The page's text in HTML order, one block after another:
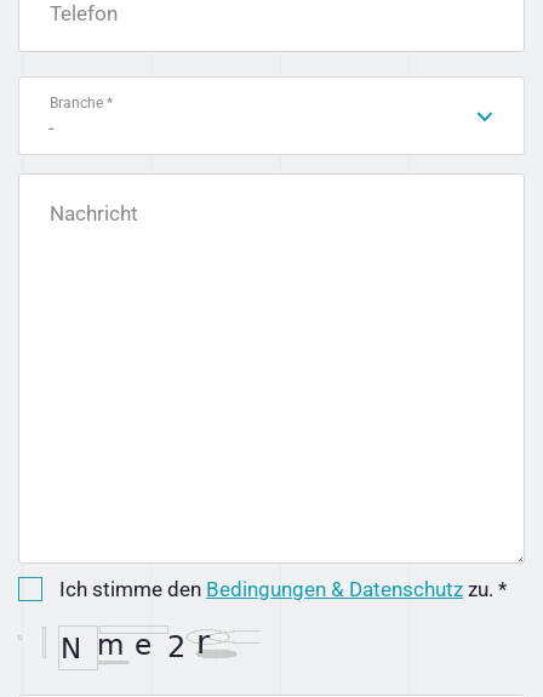
Telefon
Branche *
-
Nachricht
Ich stimme den Bedingungen & Datenschutz zu. *